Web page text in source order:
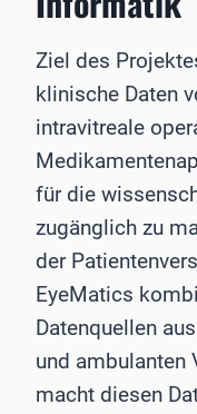
Ziel des
klinische Daten
intravitreale
für die
zugänglich zu
der
EyeMatics
Datenquellen
und ambulanten
macht diesen